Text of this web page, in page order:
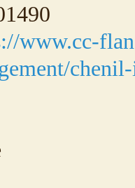
www.cc-